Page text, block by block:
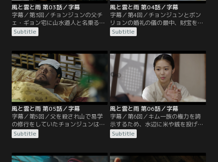
風と雲と雨 第03話／字幕
字幕／第3回／チョンジュンの父チ
ェ・ギョン宅に山水道人と名乗る男
が現れ、チョンジュンが大出世と挫
折を味わうだろうと予言する。そん
王命により祝言を挙げることになる
が、それは一族の財宝を奪い返すた
めのキム・ジャグンの策略だった。
ギョンは息子に婚姻を断るように言
うが、チョンジュンはボンリョンと
の約束を打ち明ける。
Subtitle
風と雲と雨 第04話／字幕
字幕／第4回／チョンジュンとボン
リョンの婚礼の儀の最中、財宝を積
んだ船が爆破され大騒ぎに。ギョン
は謀反の首謀者とみなされ、ビョン
われの身となるが、すべてはキム一
族の仕組んだ陰謀だった。だが、機
転を利かせたボンリョンによってチ
ョンジュンは逃亡。さらに彼女は、
犯人を目撃した証人になるとチョン
ジュンに語るが…。
Subtitle
風と雲と雨 第05話／字幕
字幕／第5回／父を殺され山で易学
の修行をしていたチョンジュンは生
まれ変わって都に出てくるが、そこ
で調子のいい男ヨン・パルヨンと知
宗を見舞い、複雑な想いに捉われる
Subtitle
風と雲と雨 第06話／字幕
字幕／第6回／キム一族の権力を誇
示するため、水辺に米や銭を投げる
儀式が行われる。銭欲しさに水に飛
び込んだ赤導師が捕らわれるが、そ
衆たちは拍手で喝采する。一方、時
Subtitle